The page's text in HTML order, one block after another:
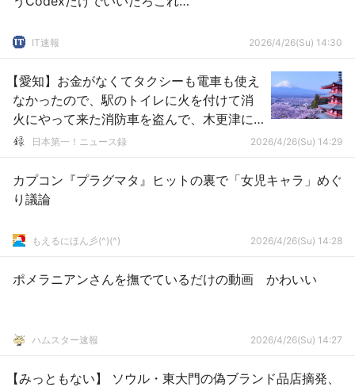
IT速報 2026/4/26(Su) 14:30
【愛知】お金がなくてタクシーも電車も使え
なかったので、駅のトイレに火を付けて消
火にやって来た消防車を盗んで、木更津に
帰ろうとした男を逮捕
日本第一！ニュース録 2026/4/26(Su) 14:29
カプコン『プラグマタ』ヒットの裏で「女児キャラ」めぐ
り議論
もえるにほん彡(^)(^) 2026/4/26(Su) 14:28
ポメラニアンさんを撫でているだけの動画 かわいい
ハムスター速報 2026/4/26(Su) 14:27
【みっともない】 ソウル・東大門の偽ブランド品店摘発、